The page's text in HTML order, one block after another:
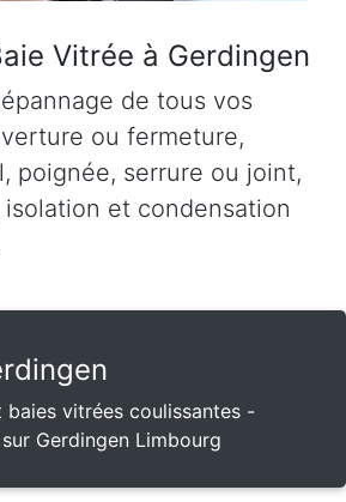
Vitrée à Gerdingen
de tous vos
ou fermeture,
poignée, serrure ou joint,
et condensation
baies vitrées coulissantes -
Gerdingen Limbourg